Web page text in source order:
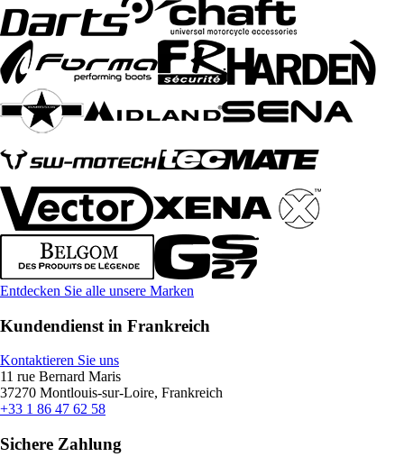
Entdecken Sie alle unsere Marken
Kundendienst in Frankreich
Kontaktieren Sie uns
11 rue Bernard Maris
37270 Montlouis-sur-Loire, Frankreich
+33 1 86 47 62 58
Sichere Zahlung